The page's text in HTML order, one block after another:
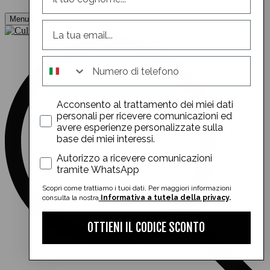
Menu
Acconsento al trattamento dei miei dati
personali per ricevere comunicazioni ed
avere esperienze personalizzate sulla
base dei miei interessi.
whatsapp
Autorizzo a ricevere comunicazioni
tramite WhatsApp
Scopri come trattiamo i tuoi dati, Per maggiori informazioni
consulta la nostraInformativa a tutela della privacy.
OTTIENI IL CODICE SCONTO